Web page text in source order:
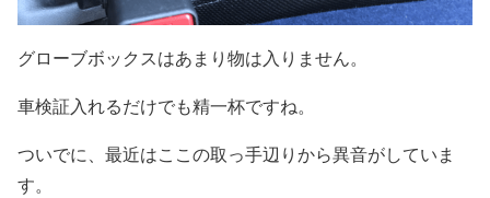
グローブボックスはあまり物は入りません。
車検証入れるだけでも精一杯ですね。
ついでに、最近はここの取っ手辺りから異音がしていま
す。